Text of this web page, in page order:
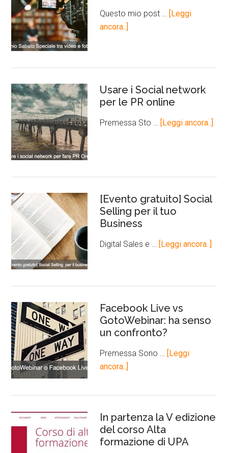
Questo mio post …
[Leggi
ancora..]
Usare i Social network
per le PR online
Premessa Sto … [Leggi ancora..]
[Evento gratuito] Social
Selling per il tuo
Business
Digital Sales e … [Leggi ancora..]
Facebook Live vs
GotoWebinar: ha senso
un confronto?
Premessa Sono …
[Leggi
ancora..]
In partenza la V edizione
del corso Alta
formazione di UPA